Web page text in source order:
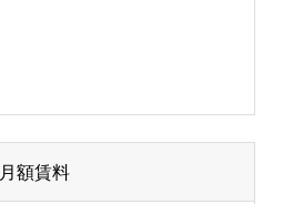
月額賃料